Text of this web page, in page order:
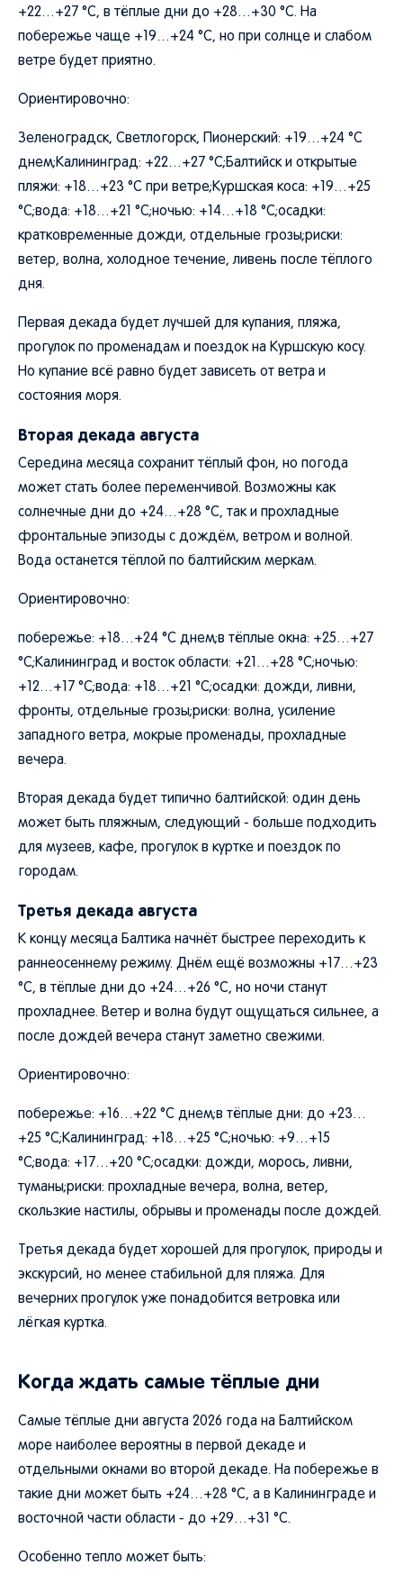
+22…+27 °C, в тёплые дни до +28…+30 °C. На
побережье чаще +19…+24 °C, но при солнце и слабом
ветре будет приятно.
Ориентировочно:
Зеленоградск, Светлогорск, Пионерский: +19…+24 °C
днем;Калининград: +22…+27 °C;Балтийск и открытые
пляжи: +18…+23 °C при ветре;Куршская коса: +19…+25
°C;вода: +18…+21 °C;ночью: +14…+18 °C;осадки:
кратковременные дожди, отдельные грозы;риски:
ветер, волна, холодное течение, ливень после тёплого
дня.
Первая декада будет лучшей для купания, пляжа,
прогулок по променадам и поездок на Куршскую косу.
Но купание всё равно будет зависеть от ветра и
состояния моря.
Вторая декада августа
Середина месяца сохранит тёплый фон, но погода
может стать более переменчивой. Возможны как
солнечные дни до +24…+28 °C, так и прохладные
фронтальные эпизоды с дождём, ветром и волной.
Вода останется тёплой по балтийским меркам.
Ориентировочно:
побережье: +18…+24 °C днем;в тёплые окна: +25…+27
°C;Калининград и восток области: +21…+28 °C;ночью:
+12…+17 °C;вода: +18…+21 °C;осадки: дожди, ливни,
фронты, отдельные грозы;риски: волна, усиление
западного ветра, мокрые променады, прохладные
вечера.
Вторая декада будет типично балтийской: один день
может быть пляжным, следующий - больше подходить
для музеев, кафе, прогулок в куртке и поездок по
городам.
Третья декада августа
К концу месяца Балтика начнёт быстрее переходить к
раннеосеннему режиму. Днём ещё возможны +17…+23
°C, в тёплые дни до +24…+26 °C, но ночи станут
прохладнее. Ветер и волна будут ощущаться сильнее, а
после дождей вечера станут заметно свежими.
Ориентировочно:
побережье: +16…+22 °C днем;в тёплые дни: до +23…
+25 °C;Калининград: +18…+25 °C;ночью: +9…+15
°C;вода: +17…+20 °C;осадки: дожди, морось, ливни,
туманы;риски: прохладные вечера, волна, ветер,
скользкие настилы, обрывы и променады после дождей.
Третья декада будет хорошей для прогулок, природы и
экскурсий, но менее стабильной для пляжа. Для
вечерних прогулок уже понадобится ветровка или
лёгкая куртка.
Когда ждать самые тёплые дни
Самые тёплые дни августа 2026 года на Балтийском
море наиболее вероятны в первой декаде и
отдельными окнами во второй декаде. На побережье в
такие дни может быть +24…+28 °C, а в Калининграде и
восточной части области - до +29…+31 °C.
Особенно тепло может быть: